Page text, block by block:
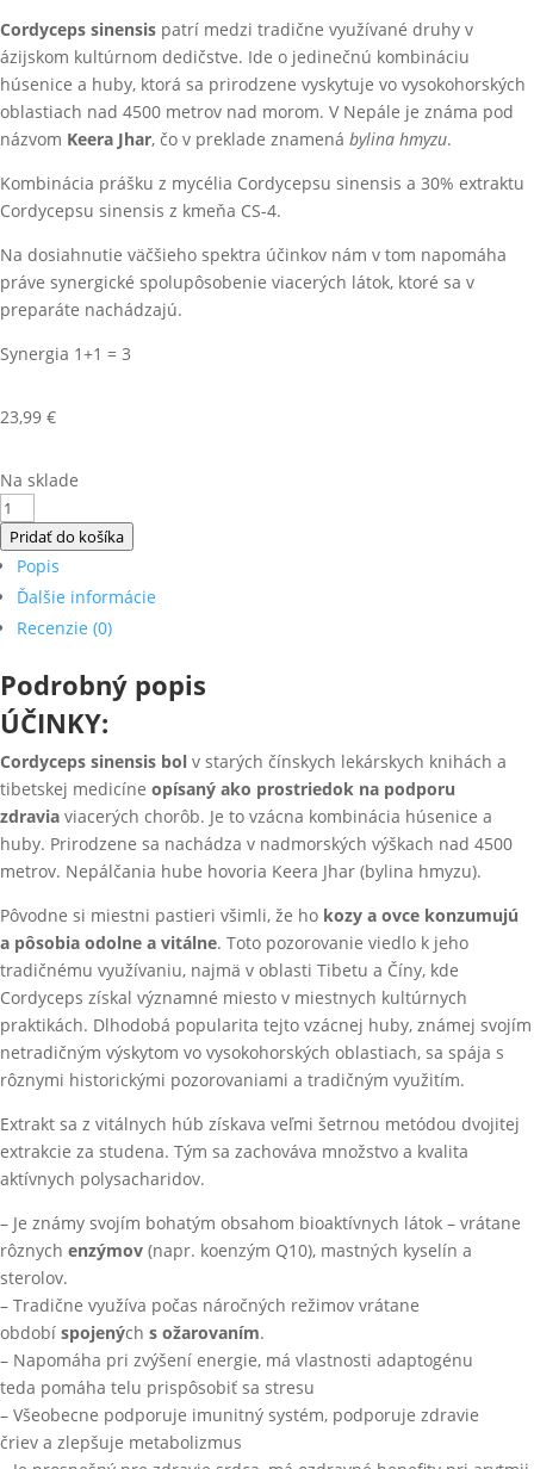
Cordyceps sinensis patrí medzi tradične využívané druhy v
ázijskom kultúrnom dedičstve. Ide o jedinečnú kombináciu
húsenice a huby, ktorá sa prirodzene vyskytuje vo vysokohorských
oblastiach nad 4500 metrov nad morom. V Nepále je známa pod
názvom Keera Jhar, čo v preklade znamená bylina hmyzu.
Kombinácia prášku z mycélia Cordycepsu sinensis a 30% extraktu
Cordycepsu sinensis z kmeňa CS-4.
Na dosiahnutie väčšieho spektra účinkov nám v tom napomáha
práve synergické spolupôsobenie viacerých látok, ktoré sa v
preparáte nachádzajú.
Synergia 1+1 = 3
23,99 €
Na sklade
množstvo
CORDYCEPS
Sinensis
plus
Pridať do košíka
Popis
Ďalšie informácie
Recenzie (0)
Podrobný popis
ÚČINKY:
Cordyceps sinensis bol v starých čínskych lekárskych knihách a
tibetskej medicíne opísaný ako prostriedok na podporu
zdravia viacerých chorôb. Je to vzácna kombinácia húsenice a
huby. Prirodzene sa nachádza v nadmorských výškach nad 4500
metrov. Nepálčania hube hovoria Keera Jhar (bylina hmyzu).
Pôvodne si miestni pastieri všimli, že ho kozy a ovce konzumujú
a pôsobia odolne a vitálne. Toto pozorovanie viedlo k jeho
tradičnému využívaniu, najmä v oblasti Tibetu a Číny, kde
Cordyceps získal významné miesto v miestnych kultúrnych
praktikách. Dlhodobá popularita tejto vzácnej huby, známej svojím
netradičným výskytom vo vysokohorských oblastiach, sa spája s
rôznymi historickými pozorovaniami a tradičným využitím.
Extrakt sa z vitálnych húb získava veľmi šetrnou metódou dvojitej
extrakcie za studena. Tým sa zachováva množstvo a kvalita
aktívnych polysacharidov.
– Je známy svojím bohatým obsahom bioaktívnych látok – vrátane
rôznych enzýmov (napr. koenzým Q10), mastných kyselín a
sterolov.
– Tradične využíva počas náročných režimov vrátane
období spojených s ožarovaním.
– Napomáha pri zvýšení energie, má vlastnosti adaptogénu
teda pomáha telu prispôsobiť sa stresu
– Všeobecne podporuje imunitný systém, podporuje zdravie
čriev a zlepšuje metabolizmus